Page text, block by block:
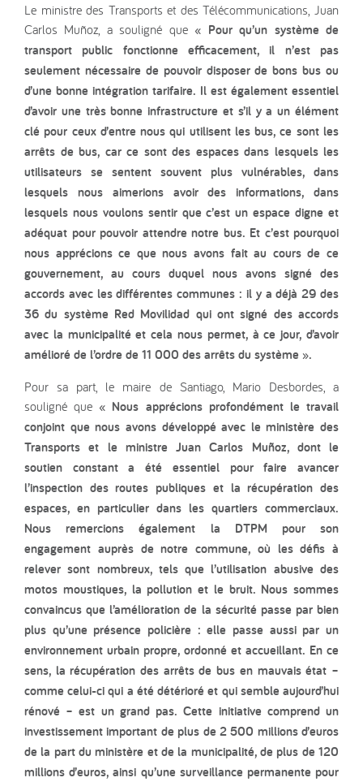
Le ministre des Transports et des Télécommunications, Juan
Carlos Muñoz, a souligné que« Pour qu’un système de
transport public fonctionne efficacement, il n’est pas
seulement nécessaire de pouvoir disposer de bons bus ou
d’une bonne intégration tarifaire. Il est également essentiel
d’avoir une très bonne infrastructure et s’il y a un élément
clé pour ceux d’entre nous qui utilisent les bus, ce sont les
arrêts de bus, car ce sont des espaces dans lesquels les
utilisateurs se sentent souvent plus vulnérables, dans
lesquels nous aimerions avoir des informations, dans
lesquels nous voulons sentir que c’est un espace digne et
adéquat pour pouvoir attendre notre bus. Et c’est pourquoi
nous apprécions ce que nous avons fait au cours de ce
gouvernement, au cours duquel nous avons signé des
accords avec les différentes communes : il y a déjà 29 des
36 du système Red Movilidad qui ont signé des accords
avec la municipalité et cela nous permet, à ce jour, d’avoir
amélioré de l’ordre de 11 000 des arrêts du système ».
Pour sa part, le maire de Santiago, Mario Desbordes, a
souligné que« Nous apprécions profondément le travail
conjoint que nous avons développé avec le ministère des
Transports et le ministre Juan Carlos Muñoz, dont le
soutien constant a été essentiel pour faire avancer
l’inspection des routes publiques et la récupération des
espaces, en particulier dans les quartiers commerciaux.
Nous remercions également la DTPM pour son
engagement auprès de notre commune, où les défis à
relever sont nombreux, tels que l’utilisation abusive des
motos moustiques, la pollution et le bruit. Nous sommes
convaincus que l’amélioration de la sécurité passe par bien
plus qu’une présence policière : elle passe aussi par un
environnement urbain propre, ordonné et accueillant. En ce
sens, la récupération des arrêts de bus en mauvais état –
comme celui-ci qui a été détérioré et qui semble aujourd’hui
rénové – est un grand pas. Cette initiative comprend un
investissement important de plus de 2 500 millions d’euros
de la part du ministère et de la municipalité, de plus de 120
millions d’euros, ainsi qu’une surveillance permanente pour